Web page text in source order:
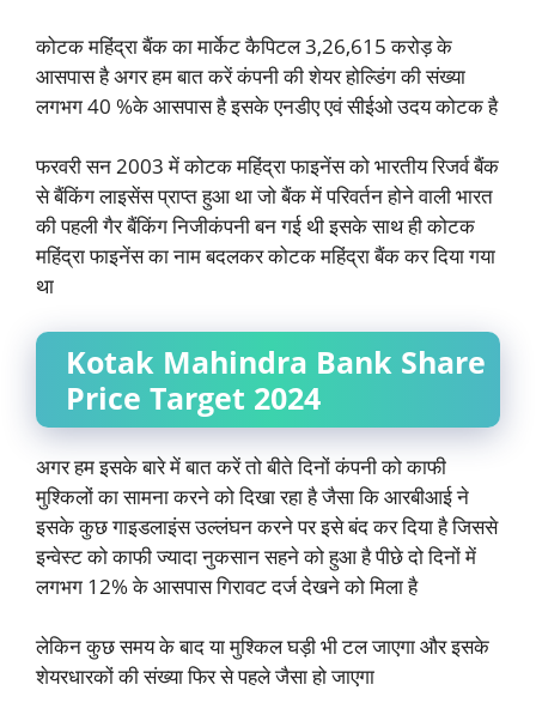
कोटक महिंद्रा बैंक का मार्केट कैपिटल 3,26,615 करोड़ के
आसपास है अगर हम बात करें कंपनी की शेयर होल्डिंग की संख्या
लगभग 40 %के आसपास है इसके एनडीए एवं सीईओ उदय कोटक है
फरवरी सन 2003 में कोटक महिंद्रा फाइनेंस को भारतीय रिजर्व बैंक
से बैंकिंग लाइसेंस प्राप्त हुआ था जो बैंक में परिवर्तन होने वाली भारत
की पहली गैर बैंकिंग निजीकंपनी बन गई थी इसके साथ ही कोटक
महिंद्रा फाइनेंस का नाम बदलकर कोटक महिंद्रा बैंक कर दिया गया
था
Kotak Mahindra Bank Share
Price Target 2024
अगर हम इसके बारे में बात करें तो बीते दिनों कंपनी को काफी
मुश्किलों का सामना करने को दिखा रहा है जैसा कि आरबीआई ने
इसके कुछ गाइडलाइंस उल्लंघन करने पर इसे बंद कर दिया है जिससे
इन्वेस्ट को काफी ज्यादा नुकसान सहने को हुआ है पीछे दो दिनों में
लगभग 12% के आसपास गिरावट दर्ज देखने को मिला है
लेकिन कुछ समय के बाद या मुश्किल घड़ी भी टल जाएगा और इसके
शेयरधारकों की संख्या फिर से पहले जैसा हो जाएगा